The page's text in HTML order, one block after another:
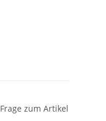
Frage zum Artikel